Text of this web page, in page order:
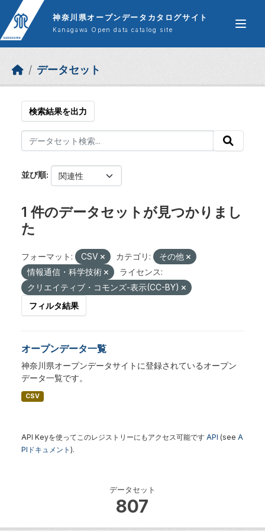
Skip to main content
神奈川県オープンデータカタログサイト
Kanagawa Open data catalog site
データセット
データセット
807
検索結果を出力
並び順
1 件のデータセットが見つかりまし
た
フォーマット: CSV カテゴリ:
その他
情報通信・科学技術
ライセンス:
クリエイティブ・コモンズ-表示(CC-BY)
フィルタ結果
オープンデータ一覧
神奈川県オープンデータサイトに登録されているオープン
データ一覧です。
CSV
API Keyを使ってこのレジストリーにもアクセス可能です API (see A
PIドキュメント ).